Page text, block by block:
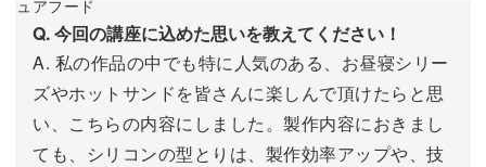
Q. 今回の講座に込めた思いを教えてください！
A. 私の作品の中でも特に人気のある、お昼寝シリー
ズやホットサンドを皆さんに楽しんで頂けたらと思
い、こちらの内容にしました。製作内容におきまし
ても、シリコンの型とりは、製作効率アップや、技